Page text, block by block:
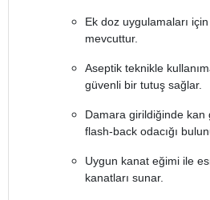
Ek doz uygulamaları
mevcuttur.
Aseptik teknikle
güvenli bir tutuş sağlar.
Damara girildiğinde
flash-back odacığı
Uygun kanat eğimi ile
kanatları sunar.